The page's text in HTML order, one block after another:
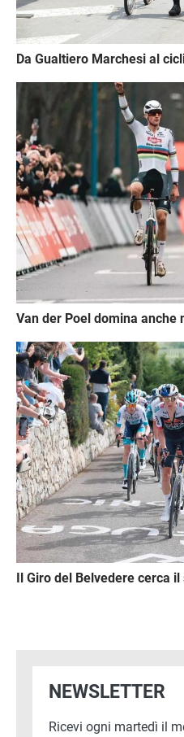
Da Gualtiero Marchesi al
Van der Poel domina anche
Immagine
Il Giro del Belvedere cerca
NEWSLETTER
Ricevi ogni martedì il